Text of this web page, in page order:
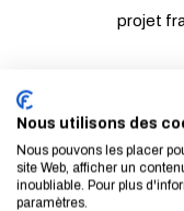
projet
et au
Nous utilisons des
Nous pouvons les placer
site Web, afficher un
inoubliable. Pour plus
paramètres.